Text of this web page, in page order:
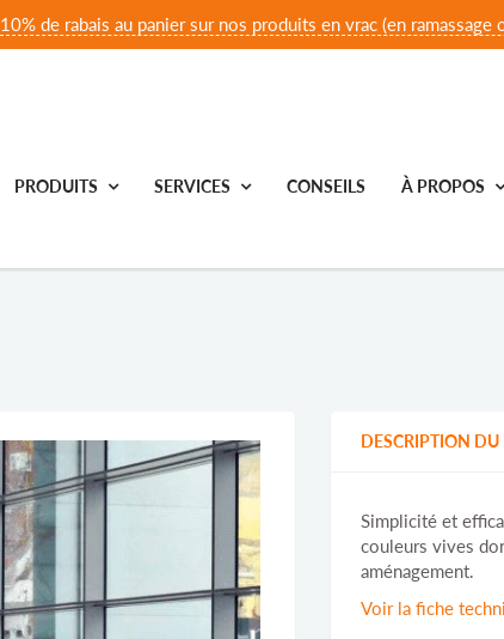
10% de rabais au panier sur nos produits en vrac (en ramassage
PRODUITS SERVICES CONSEILS À PROPOS
DESCRIPTION
Simplicité et
couleurs vives
aménagement.
Voir la fiche